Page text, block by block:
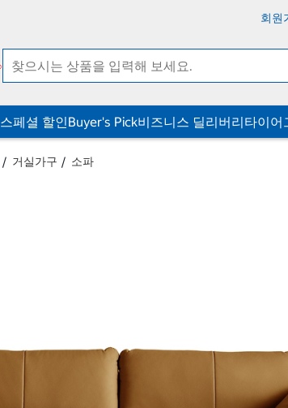
회원
스페셜 할인Buyer's Pick비즈니스 딜리버리타이어
거실가구 소파